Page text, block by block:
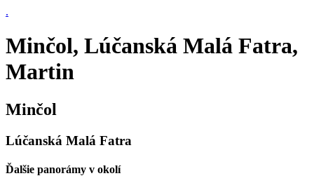
.
Minčol, Lúčanská Malá Fatra,
Martin
Minčol
Lúčanská Malá Fatra
Ďalšie panorámy v okolí